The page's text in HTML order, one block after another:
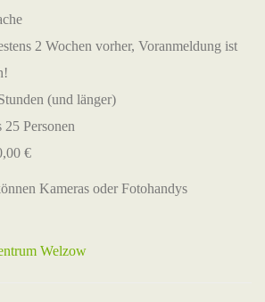
2 Wochen vorher, Voranmeldung ist
(und länger)
Personen
€
Kameras oder Fotohandys
Welzow